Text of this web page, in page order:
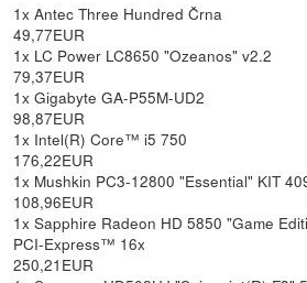
1x Antec Three Hundred Črna
49,77EUR
1x LC Power LC8650 "Ozeanos" v2.2
79,37EUR
1x Gigabyte GA-P55M-UD2
98,87EUR
1x Intel(R) Core™ i5 750
176,22EUR
1x Mushkin PC3-12800 "Essential" KIT
108,96EUR
1x Sapphire Radeon HD 5850 "Game
PCI-Express™ 16x
250,21EUR